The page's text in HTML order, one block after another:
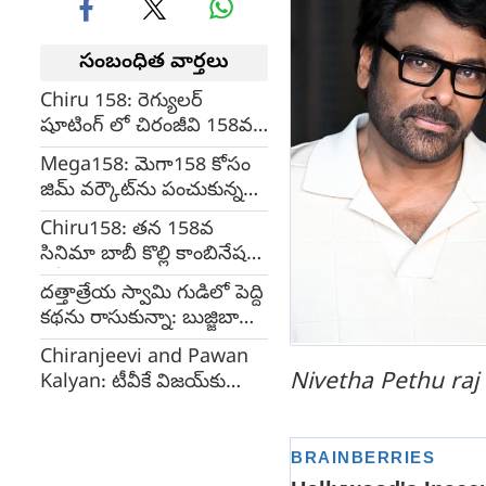
సంబంధిత వార్తలు
Chiru 158: రెగ్యులర్
షూటింగ్ లో చిరంజీవి 158వ
చిత్రం
Mega158: మెగా158 కోసం
జిమ్ వర్కౌట్‌ను పంచుకున్న
చిరంజీవి
Chiru158: తన 158వ
సినిమా బాబీ కొల్లి కాంబినేషన్
లో ప్రారంభిస్తున్నానని
ప్రకటించిన చిరంజీవి
దత్తాత్రేయ స్వామి గుడిలో పెద్ది
కథను రాసుకున్నా: బుజ్జిబాబు
సానా
Chiranjeevi and Pawan
Kalyan: టీవీకే విజయ్‌కు
Nivetha Pethu